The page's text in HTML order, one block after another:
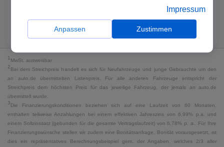
Rate anpassen
CO₂ 499 g/km · Klasse G (gew.) / G (entl.)*
1 MwSt. ausweisbar
2Bei dem Streichpreis handelt es sich für Neufahrzeuge und junge Gebrauchte um den
an auto.de übermittelten Listenpreis. Für alle anderen Fahrzeuge entspricht der
Streichpreis dem höchsten Preis für das jeweilige Fahrzeug, der jemals an auto.de
übermittelt wurde.
3Die Finanzierungskonditionen beziehen sich auf eine Laufzeit von 60 Monaten,
enthalten teilweise Anzahlungen bei einem effektiven Jahreszins von 6,99% p.a. und
einem Sollzinssatz (gebunden für die gesamte Vertragslaufzeit) von 6,78% p. a.. Für Ihre
Finanzierungswünsche stellen wir zudem eine Bonitätsanfrage. Bonität vorausgesetzt, ist
dies ein repräsentatives Berechnungsbeispiel gem. der Angaben, welches 2/3 aller
anpassen. Dies ist auch später jederzeit im Bereich
Cookie-Richtliniemöglich. Weitere Informationen finden
Sie in unsererDatenschutzerklärung .
Impressum
Anpassen Zustimmen